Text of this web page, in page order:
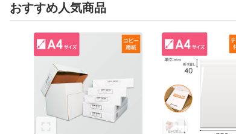
おすすめ人気商品